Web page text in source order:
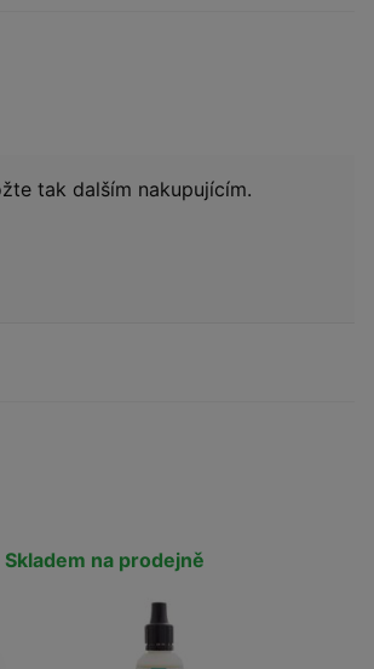
tak dalším nakupujícím.
Skladem na prodejně